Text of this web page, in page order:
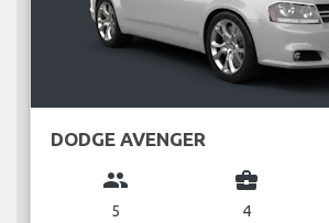
DODGE AVENGER
group
5
business_center
4